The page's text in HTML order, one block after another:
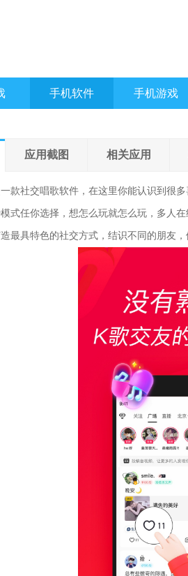
手机软件 手机游戏
应用截图 相关应用
款社交唱歌软件，在这里你能认识到很
式任你选择，想怎么玩就怎么玩，多人
最具特色的社交方式，结识不同的朋友，